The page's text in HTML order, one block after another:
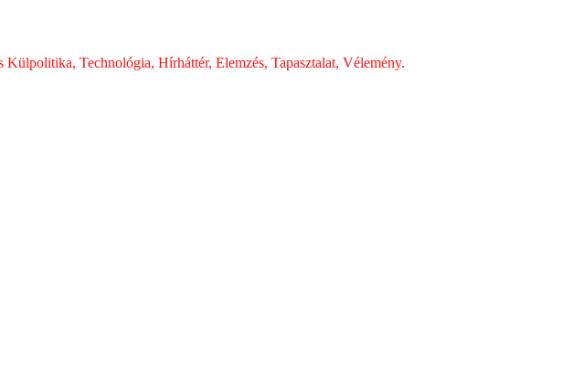
Technológia, Hírháttér, Elemzés, Tapasztalat, Vélemény.